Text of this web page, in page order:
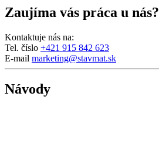
Zaujíma vás práca u nás?
Kontaktuje nás na:
Tel. číslo +421 915 842 623
E-mail marketing@stavmat.sk
Návody